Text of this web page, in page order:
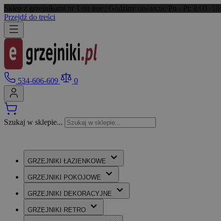
Przejdź do treści
534-606-609 0
Szukaj w sklepie...
GRZEJNIKI ŁAZIENKOWE
GRZEJNIKI POKOJOWE
GRZEJNIKI DEKORACYJNE
GRZEJNIKI RETRO